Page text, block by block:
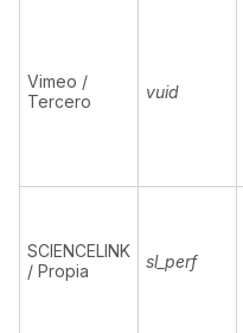
Vimeo /
Tercero
vuid
SCIENCELINK
/ Propia
sl_perf